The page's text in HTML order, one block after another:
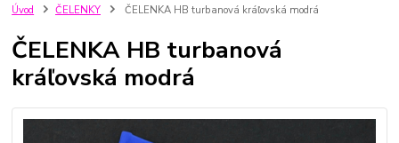
Úvod ČELENKY ČELENKA HB turbanová kráľovská modrá
ČELENKA HB turbanová
kráľovská modrá